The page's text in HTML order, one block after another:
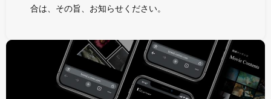
合は、その旨、お知らせください。